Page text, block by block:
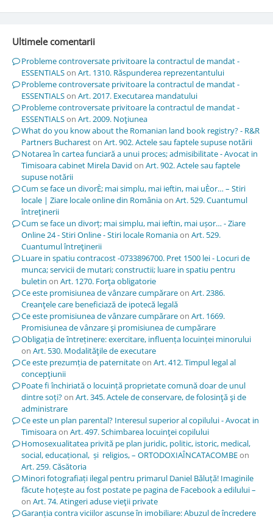
Ultimele comentarii
Probleme controversate privitoare la contractul de mandat -
ESSENTIALSon Art. 1310. Răspunderea reprezentantului
Probleme controversate privitoare la contractul de mandat -
ESSENTIALSon Art. 2017. Executarea mandatului
Probleme controversate privitoare la contractul de mandat -
ESSENTIALSon Art. 2009. Noţiunea
What do you know about the Romanian land book registry? - R&R
Partners Buchareston Art. 902. Actele sau faptele supuse notării
Notarea în cartea funciară a unui proces; admisibilitate - Avocat in
Timisoara cabinet Mirela David on Art. 902. Actele sau faptele
supuse notării
Cum se face un divorÈ; mai simplu, mai ieftin, mai uÈor… – Stiri
locale | Ziare locale online din Româniaon Art. 529. Cuantumul
întreţinerii
Cum se face un divorț; mai simplu, mai ieftin, mai ușor… - Ziare
Online 24 - Stiri Online - Stiri locale Romaniaon Art. 529.
Cuantumul întreţinerii
Luare in spatiu contracost -0733896700. Pret 1500 lei - Locuri de
munca; servicii de mutari; constructii; luare in spatiu pentru
buletin on Art. 1270. Forţa obligatorie
Ce este promisiunea de vânzare cumpărareon Art. 2386.
Creanţele care beneficiază de ipotecă legală
Ce este promisiunea de vânzare cumpărareon Art. 1669.
Promisiunea de vânzare şi promisiunea de cumpărare
Obligația de întreținere: exercitare, influența locuinței minorului
on Art. 530. Modalităţile de executare
Ce este prezumția de paternitateon Art. 412. Timpul legal al
concepţiunii
Poate fi închiriată o locuință proprietate comună doar de unul
dintre soți?on Art. 345. Actele de conservare, de folosinţă şi de
administrare
Ce este un plan parental? Interesul superior al copilului - Avocat in
Timisoaraon Art. 497. Schimbarea locuinţei copilului
Homosexualitatea privită pe plan juridic, politic, istoric, medical,
social, educațional, și religios, – ORTODOXIAÎNCATACOMBEon
Art. 259. Căsătoria
Minori fotografiați ilegal pentru primarul Daniel Băluță! Imaginile
făcute hoțește au fost postate pe pagina de Facebook a edilului –
on Art. 74. Atingeri aduse vieţii private
Garanția contra viciilor ascunse în imobiliare: Abuzul de încredere